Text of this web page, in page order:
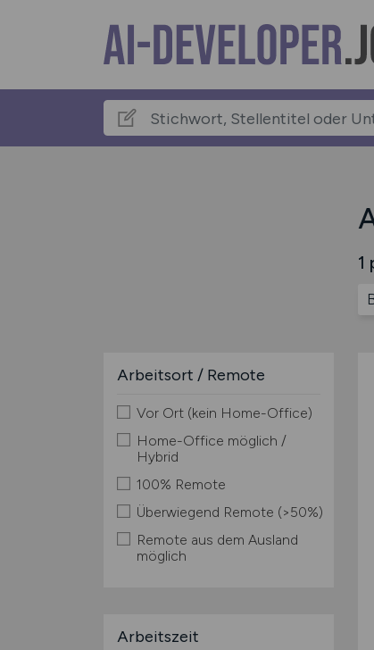
1
Arbeitsort / Remote
Vor Ort (kein Home-Office)
Home-Office möglich /
Hybrid
100% Remote
Überwiegend Remote (>50%)
Remote aus dem Ausland
möglich
Arbeitszeit